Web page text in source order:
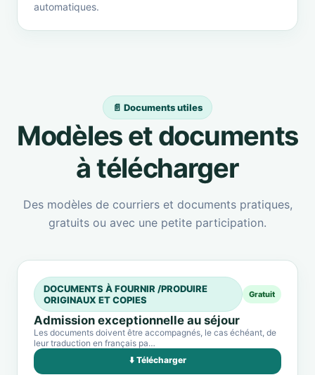
automatiques.
📄 Documents utiles
Modèles et documents
à télécharger
Des modèles de courriers et documents pratiques,
gratuits ou avec une petite participation.
DOCUMENTS À FOURNIR /PRODUIRE
ORIGINAUX ET COPIES
Gratuit
Admission exceptionnelle au séjour
Les documents doivent être accompagnés, le cas échéant, de
leur traduction en français pa…
⬇️ Télécharger